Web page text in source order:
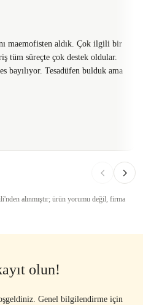
maemofisten aldık. Çok ilgili bir
tüm süreçte çok destek oldular.
bayılıyor. Tesadüfen bulduk ama
alınmıştır; ürün yorumu değil, firma
olun!
Genel bilgilendirme için